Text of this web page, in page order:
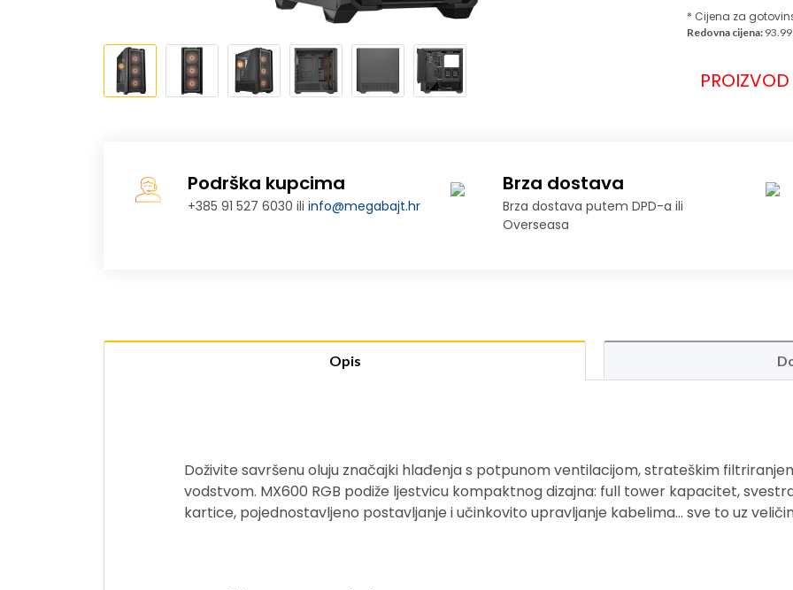
* Cijena za
Redovna cijena:
Podrška kupcima
+385 91 527 6030 iliinfo@megabajt.hr
Brza dostava
Brza dostava putem DPD-a ili
Overseasa
Opis
Doživite savršenu oluju značajki hlađenja s potpunom ventilacijom, strateškim
vodstvom. MX600 RGB podiže ljestvicu kompaktnog dizajna: full tower kapacitet,
kartice, pojednostavljeno postavljanje i učinkovito upravljanje kabelima… sve to uz